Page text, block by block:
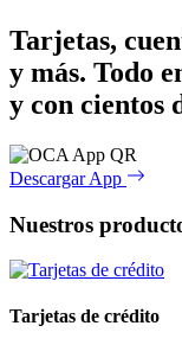
Tarjetas,
y más. Todo
y con cientos
Descargar App
Nuestros
Tarjetas de crédito